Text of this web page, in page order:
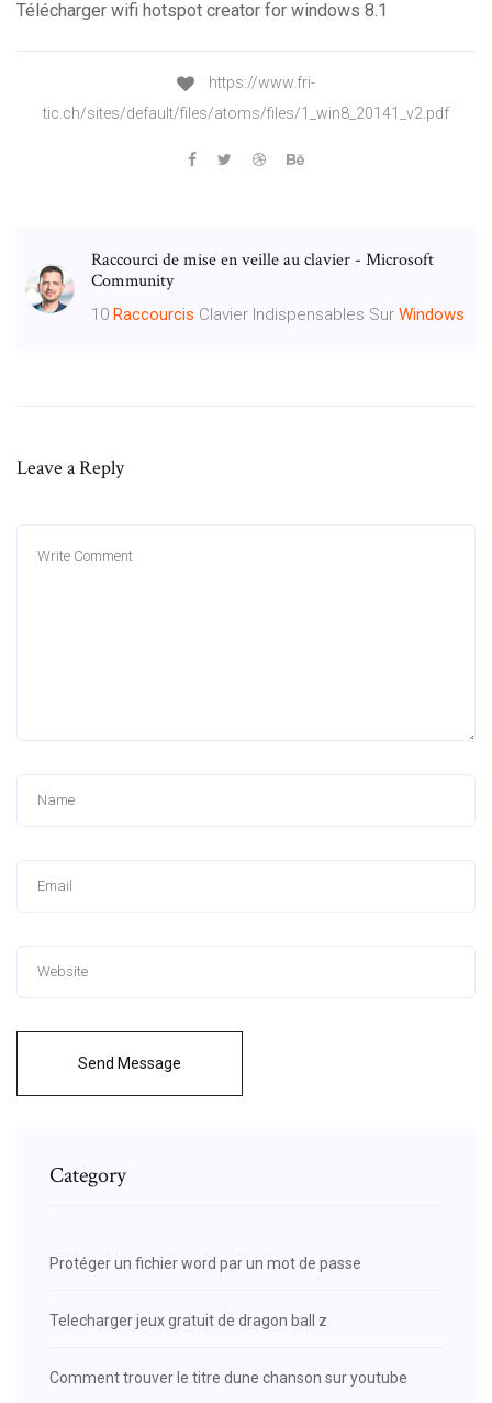
Télécharger wifi hotspot creator for windows 8.1
https://www.fri-
tic.ch/sites/default/files/atoms/files/1_win8_20141_v2.pdf
Raccourci de mise en veille au clavier - Microsoft
Community
10 Raccourcis Clavier Indispensables Sur Windows
Leave a Reply
Send Message
Category
Protéger un fichier word par un mot de passe
Telecharger jeux gratuit de dragon ball z
Comment trouver le titre dune chanson sur youtube